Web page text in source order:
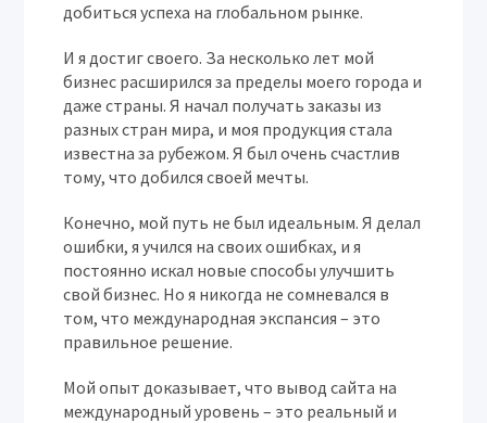
добиться успеха на глобальном рынке.
И я достиг своего. За несколько лет мой
бизнес расширился за пределы моего города и
даже страны. Я начал получать заказы из
разных стран мира, и моя продукция стала
известна за рубежом. Я был очень счастлив
тому, что добился своей мечты.
Конечно, мой путь не был идеальным. Я делал
ошибки, я учился на своих ошибках, и я
постоянно искал новые способы улучшить
свой бизнес. Но я никогда не сомневался в
том, что международная экспансия – это
правильное решение.
Мой опыт доказывает, что вывод сайта на
международный уровень – это реальный и